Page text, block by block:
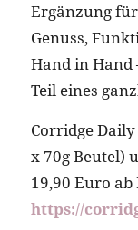
Ergänzung
Genuss,
Hand in Hand
Teil eines
Corridge
x 70g Beutel)
19,90 Euro
https://